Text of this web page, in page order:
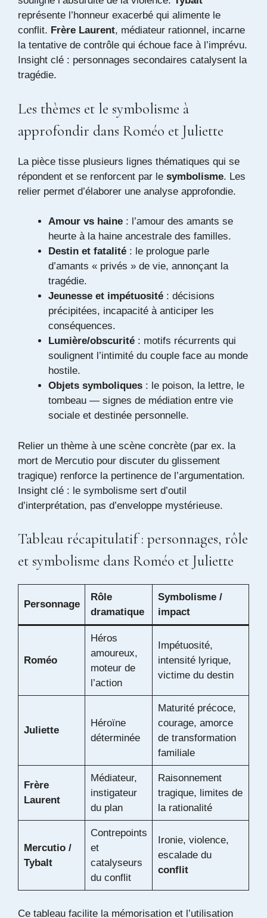
représente l’honneur exacerbé qui alimente le
conflit. Frère Laurent, médiateur rationnel, incarne
la tentative de contrôle qui échoue face à l’imprévu.
Insight clé : personnages secondaires catalysent la
tragédie.
Les thèmes et le symbolisme à
approfondir dans Roméo et Juliette
La pièce tisse plusieurs lignes thématiques qui se
répondent et se renforcent par le symbolisme. Les
relier permet d’élaborer une analyse approfondie.
Amour vs haine : l’amour des amants se
heurte à la haine ancestrale des familles.
Destin et fatalité : le prologue parle
d’amants « privés » de vie, annonçant la
tragédie.
Jeunesse et impétuosité : décisions
précipitées, incapacité à anticiper les
conséquences.
Lumière/obscurité : motifs récurrents qui
soulignent l’intimité du couple face au monde
hostile.
Objets symboliques : le poison, la lettre, le
tombeau — signes de médiation entre vie
sociale et destinée personnelle.
Relier un thème à une scène concrète (par ex. la
mort de Mercutio pour discuter du glissement
tragique) renforce la pertinence de l’argumentation.
Insight clé : le symbolisme sert d’outil
d’interprétation, pas d’enveloppe mystérieuse.
Tableau récapitulatif : personnages, rôle
et symbolisme dans Roméo et Juliette
Personnage
Rôle
dramatique
Symbolisme /
impact
Roméo
Héros
amoureux,
moteur de
l’action
Impétuosité,
intensité lyrique,
victime du destin
Juliette
Héroïne
déterminée
Maturité précoce,
courage, amorce
de transformation
familiale
Frère
Laurent
Médiateur,
instigateur
du plan
Raisonnement
tragique, limites de
la rationalité
Mercutio /
Tybalt
Contrepoints
et
catalyseurs
du conflit
Ironie, violence,
escalade du
conflit
Ce tableau facilite la mémorisation et l’utilisation